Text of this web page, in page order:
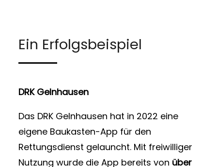
Ein Erfolgsbeispiel
DRK Gelnhausen
Das DRK Gelnhausen hat in 2022 eine
eigene Baukasten-App für den
Rettungsdienst gelauncht. Mit freiwilliger
Nutzung wurde die App bereits von über